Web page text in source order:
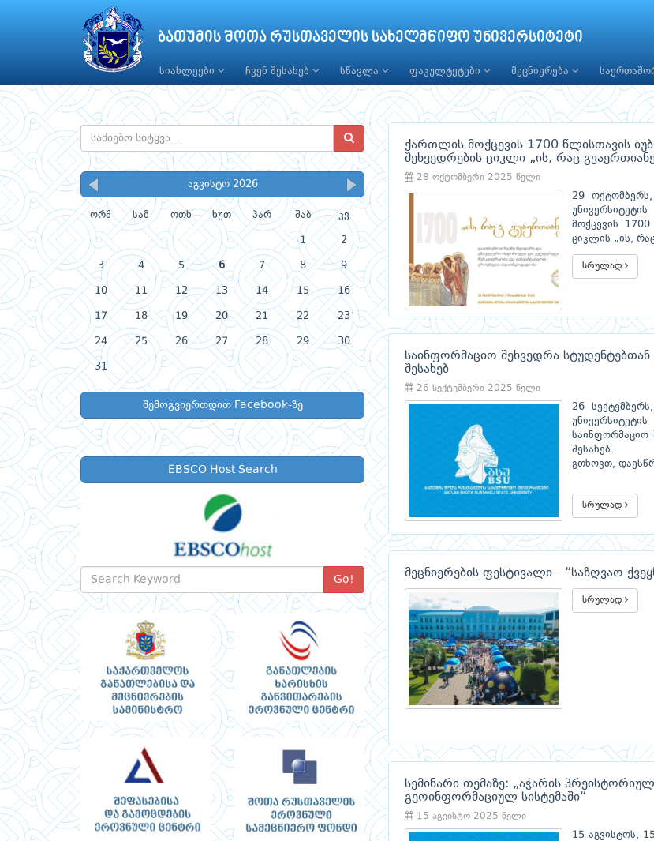
ბათუმის შოთა რუსთაველის სახელმწიფო უნივერსიტეტი
სიახლეები ჩვენ შესახებ სწავლა ფაკულტეტები მეცნიერება
აგვისტო 2026
ორშ სამ ოთხ ხუთ პარ შაბ კვ
1 2
3 4 5 6 7 8 9
10 11 12 13 14 15 16
17 18 19 20 21 22 23
24 25 26 27 28 29 30
31
შემოგვიერთდით Facebook-ზე
EBSCO Host Search
Go!
ქართლის მოქცევის 1700 წლისთავის
შეხვედრების ციკლი „ის, რაც
28 ოქტომბერი 2025 წელი
29
მოქცევის
ციკლის „ის,
სრულად
საინფორმაციო შეხვედრა
შესახებ
26 სექტემბერი 2025 წელი
26
საინფორმაციო
შესახებ.
გთხოვთ,
სრულად
მეცნიერების ფესტივალი - “საზღვაო
სრულად
სემინარი თემაზე: „აჭარის
გეოინფორმაციულ სისტემაში“
15 აგვისტო 2025 წელი
15 აგვისტოს,